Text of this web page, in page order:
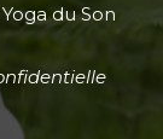
du Son